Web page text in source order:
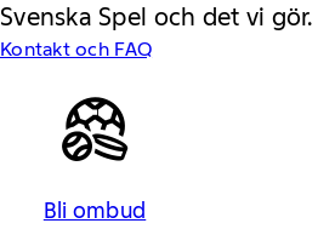
Svenska Spel och det vi gör.
Kontakt och FAQ
Bli ombud